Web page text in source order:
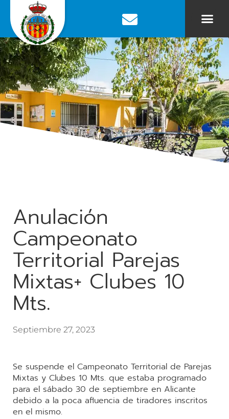
Anulación
Campeonato
Territorial Parejas
Mixtas+ Clubes 10
Mts.
Septiembre 27, 2023
Se suspende el Campeonato Territorial de Parejas
Mixtas y Clubes 10 Mts. que estaba programado
para el sábado 30 de septiembre en Alicante
debido a la poca afluencia de tiradores inscritos
en el mismo.